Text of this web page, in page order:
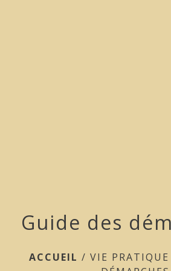
Guide des
ACCUEIL / VIE PRATIQUE